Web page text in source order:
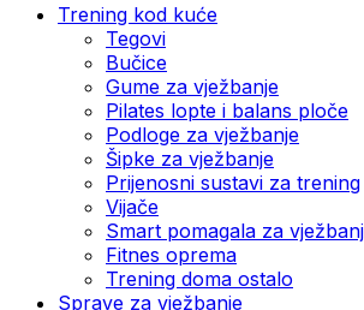
Trening kod kuće
Tegovi
Bučice
Gume za vježbanje
Pilates lopte i balans ploče
Podloge za vježbanje
Šipke za vježbanje
Prijenosni sustavi za trening
Vijače
Smart pomagala za
Fitnes oprema
Trening doma ostalo
Sprave za vježbanje